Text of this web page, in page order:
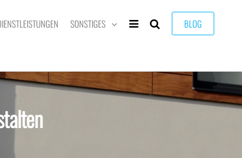
BLOG
SONSTIGES